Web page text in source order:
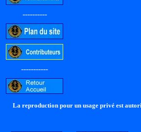
----------
-----------
La reproduction pour un usage privé est